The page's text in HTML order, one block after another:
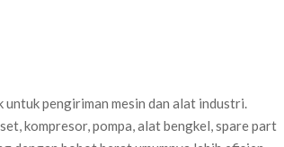
pengiriman mesin dan alat industri.
kompresor, pompa, alat bengkel, spare part